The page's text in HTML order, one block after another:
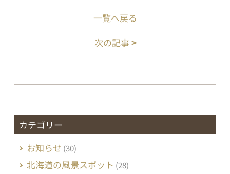
一覧へ戻る
次の記事 >
カテゴリー
お知らせ (30)
北海道の風景スポット (28)